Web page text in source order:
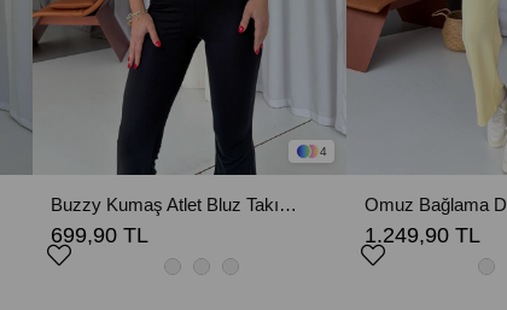
4
Buzzy Kumaş Atlet Bluz Takım - Beyaz
699,90 TL 1.249,90 TL